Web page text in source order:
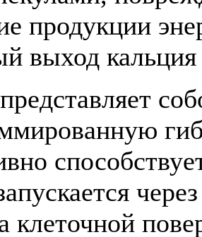
продукции
выход
клеточной